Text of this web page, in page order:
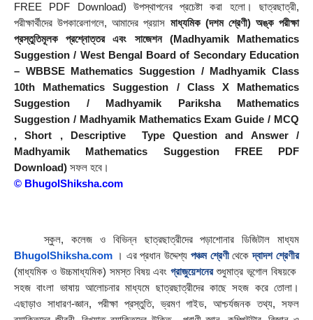
FREE PDF Download) উপস্থাপনের প্রচেষ্টা করা হলাে। ছাত্রছাত্রী,
পরীক্ষার্থীদের উপকারেলাগলে, আমাদের প্রয়াস মাধ্যমিক (দশম শ্রেণী) অঙ্ক পরীক্ষা
প্রস্তুতিমূলক প্রশ্নোত্তর এবং সাজেশন (Madhyamik Mathematics
Suggestion / West Bengal Board of Secondary Education
– WBBSE Mathematics Suggestion / Madhyamik Class
10th Mathematics Suggestion / Class X Mathematics
Suggestion / Madhyamik Pariksha Mathematics
Suggestion / Madhyamik Mathematics Exam Guide / MCQ
, Short , Descriptive  Type Question and Answer /
Madhyamik Mathematics Suggestion FREE PDF
Download) সফল হবে।
© BhugolShiksha.com
BhugolShiksha.com । এর প্রধান উদ্দেশ্য পঞ্চম শ্রেণী থেকে দ্বাদশ শ্রেণীর
(মাধ্যমিক ও উচ্চমাধ্যমিক) সমস্ত বিষয় এবং গ্রাজুয়েশনের শুধুমাত্র ভূগোল বিষয়কে
সহজ বাংলা ভাষায় আলোচনার মাধ্যমে ছাত্রছাত্রীদের কাছে সহজ করে তোলা।
এছাড়াও সাধারণ-জ্ঞান, পরীক্ষা প্রস্তুতি, ভ্রমণ গাইড, আশ্চর্যজনক তথ্য, সফল